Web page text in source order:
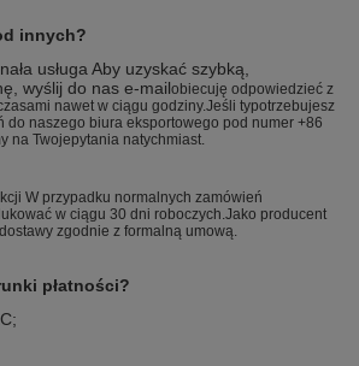
innych?
usługa Aby uzyskać szybką,
wyślij do nas e-mailobiecuję odpowiedzieć z
nawet w ciągu godziny.Jeśli typotrzebujesz
do naszego biura eksportowego pod numer +86
na Twojepytania natychmiast.
W przypadku normalnych zamówień
w ciągu 30 dni roboczych.Jako producent
zgodnie z formalną umową.
płatności?